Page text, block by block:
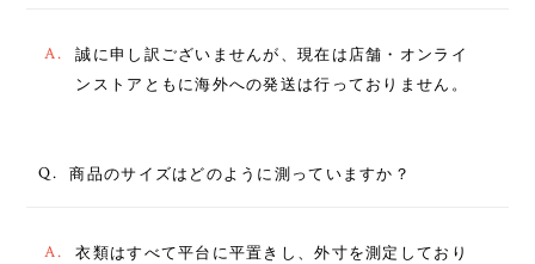
A.
誠に申し訳ございませんが、現在は店舗・オンライ
ンストアともに海外への発送は行っておりません。
Q. 商品のサイズはどのように測っていますか？
A.
衣類はすべて平台に平置きし、外寸を測定しており